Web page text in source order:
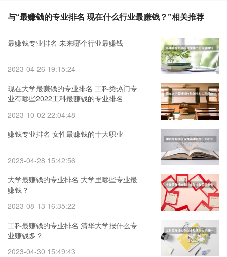
与“最赚钱的专业排名 现在什么行业最赚钱？”相关推荐
最赚钱专业排名 未来哪个行业最赚钱
2023-04-26 19:15:24
现在大学最赚钱的专业排名 工科类热门专
业有哪些2022工科最赚钱的专业排名
2023-10-02 22:04:48
赚钱专业排名 女性最赚钱的十大职业
2023-04-28 15:42:56
大学最赚钱的专业排名 大学里哪些专业最
赚钱？
2023-08-13 16:35:22
工科最赚钱的专业排名 清华大学报什么专
业赚钱多？
2023-04-30 15:49:43